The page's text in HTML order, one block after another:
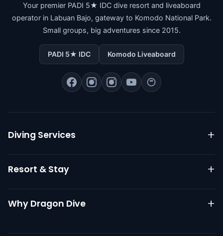
Your premier PADI 5★ IDC dive resort and liveaboard
operator in Labuan Bajo, gateway to Komodo National Park.
Small groups, big adventures since 2015.
PADI 5★ IDC Komodo Liveaboard
Diving Services
Go Pro IDC
Resort & Stay
Dive Packages
Why Dragon Dive